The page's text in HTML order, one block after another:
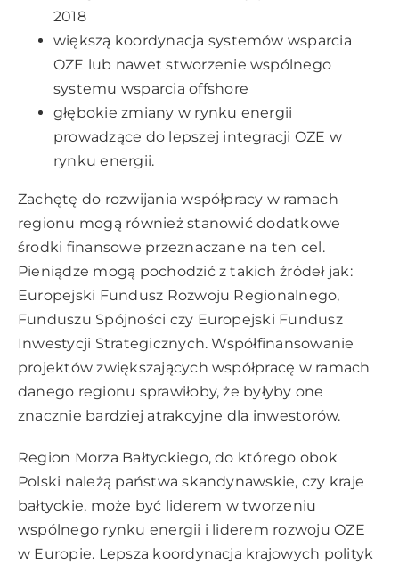
2018
większą koordynacja systemów wsparcia
OZE lub nawet stworzenie wspólnego
systemu wsparcia offshore
głębokie zmiany w rynku energii
prowadzące do lepszej integracji OZE w
rynku energii.
Zachętę do rozwijania współpracy w ramach
regionu mogą również stanowić dodatkowe
środki finansowe przeznaczane na ten cel.
Pieniądze mogą pochodzić z takich źródeł jak:
Europejski Fundusz Rozwoju Regionalnego,
Funduszu Spójności czy Europejski Fundusz
Inwestycji Strategicznych. Współfinansowanie
projektów zwiększających współpracę w ramach
danego regionu sprawiłoby, że byłyby one
znacznie bardziej atrakcyjne dla inwestorów.
Region Morza Bałtyckiego, do którego obok
Polski należą państwa skandynawskie, czy kraje
bałtyckie, może być liderem w tworzeniu
wspólnego rynku energii i liderem rozwoju OZE
w Europie. Lepsza koordynacja krajowych polityk